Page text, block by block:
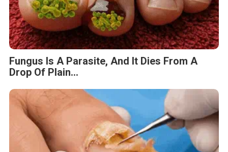
Fungus Is A Parasite, And It Dies From A
Drop Of Plain...